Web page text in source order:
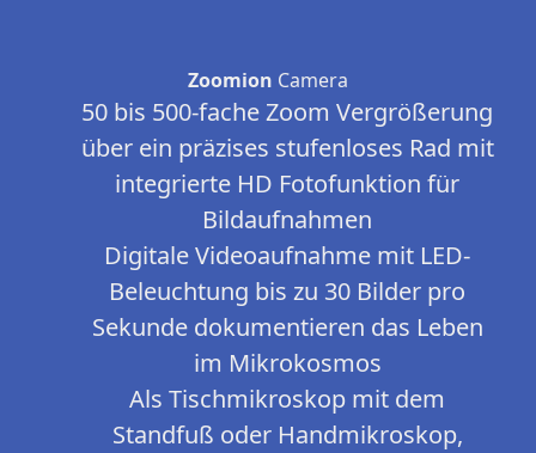
Zoomion Camera
50 bis 500-fache Zoom Vergrößerung
über ein präzises stufenloses Rad mit
integrierte HD Fotofunktion für
Bildaufnahmen
Digitale Videoaufnahme mit LED-
Beleuchtung bis zu 30 Bilder pro
Sekunde dokumentieren das Leben
im Mikrokosmos
Als Tischmikroskop mit dem
Standfuß oder Handmikroskop,